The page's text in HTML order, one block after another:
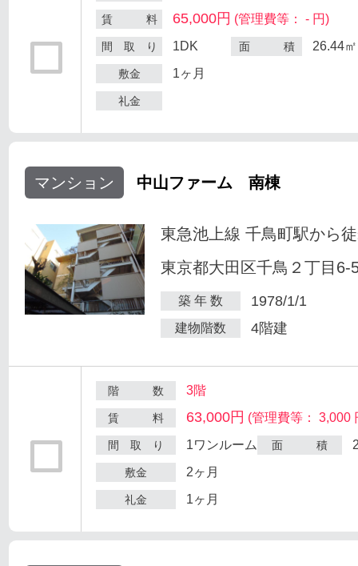
賃 料 65,000円 (管理費等： - 円)
間 取 り 1DK 面 積 26.44㎡
敷金 1ヶ月
礼金
マンション 中山ファーム 南棟
東急池上線 千鳥町駅から
東京都大田区千鳥２丁目6-
築 年 数 1978/1/1
建物階数 4階建
階 数 3階
賃 料 63,000円 (管理費等： 3,000
間 取 り 1ワンルーム 面 積
敷金 2ヶ月
礼金 1ヶ月